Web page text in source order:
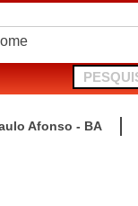
em Antas
Afonso - BA